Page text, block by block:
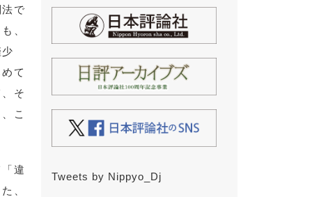
で
、
て
そ
こ
違
、
Tweets by Nippyo_Dj